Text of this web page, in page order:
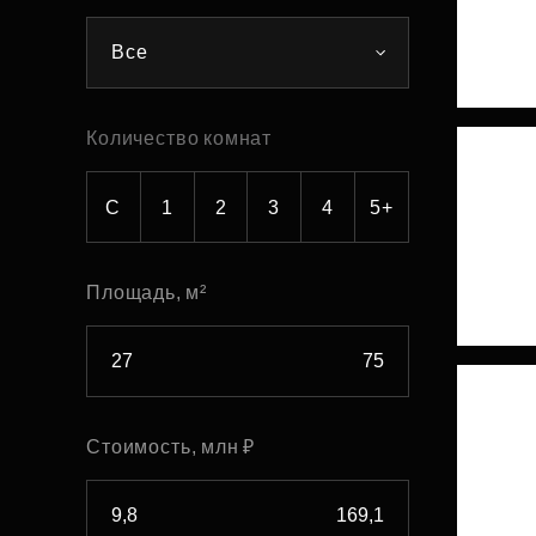
Все
Количество комнат
С 1 2 3 4 5+
Площадь, м²
Стоимость, млн ₽